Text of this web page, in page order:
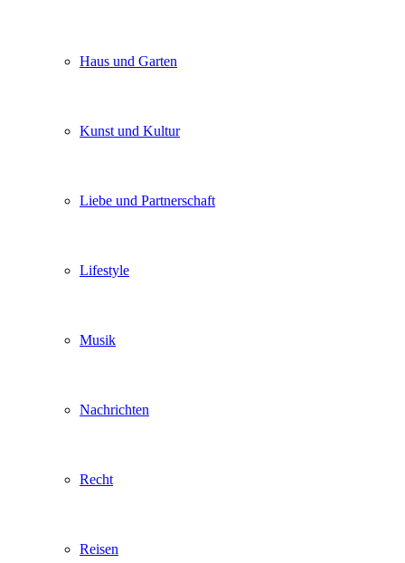
Haus und Garten
Kunst und Kultur
Liebe und Partnerschaft
Lifestyle
Musik
Nachrichten
Recht
Reisen